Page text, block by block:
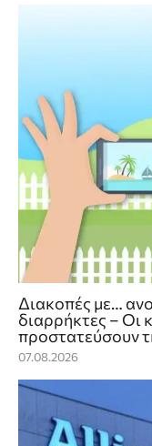
Διακοπές με…
διαρρήκτες – Οι
προστατεύσουν
07.08.2026